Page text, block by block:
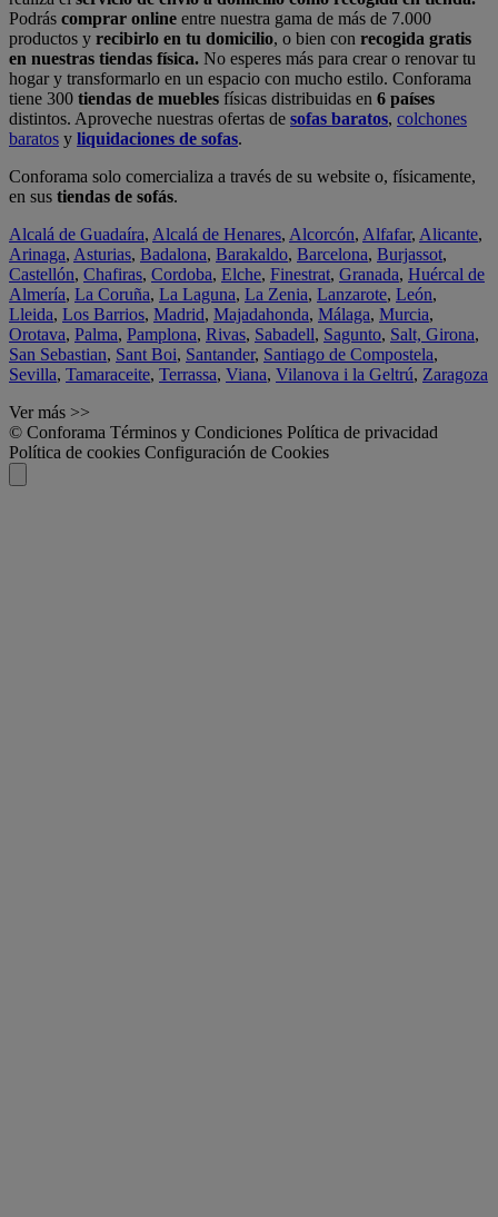
Podrás comprar online entre nuestra gama de más de 7.000
productos y recibirlo en tu domicilio, o bien con recogida gratis
en nuestras tiendas física. No esperes más para crear o renovar tu
hogar y transformarlo en un espacio con mucho estilo. Conforama
tiene 300 tiendas de muebles físicas distribuidas en 6 países
distintos. Aproveche nuestras ofertas de sofas baratos, colchones
baratos y liquidaciones de sofas.
Conforama solo comercializa a través de su website o, físicamente,
en sus tiendas de sofás.
Alcalá de Guadaíra, Alcalá de Henares, Alcorcón, Alfafar, Alicante,
Arinaga, Asturias, Badalona, Barakaldo, Barcelona, Burjassot,
Castellón, Chafiras, Cordoba, Elche, Finestrat, Granada, Huércal de
Almería, La Coruña, La Laguna, La Zenia, Lanzarote, León,
Lleida, Los Barrios, Madrid, Majadahonda, Málaga, Murcia,
Orotava, Palma, Pamplona, Rivas, Sabadell, Sagunto, Salt, Girona,
San Sebastian, Sant Boi, Santander, Santiago de Compostela,
Sevilla, Tamaraceite, Terrassa, Viana, Vilanova i la Geltrú, Zaragoza
Ver más >>
© Conforama Términos y Condiciones Política de privacidad
Política de cookies Configuración de Cookies